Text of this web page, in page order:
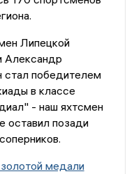
Липецкой
Александр
стал победителем
в классе
- наш яхтсмен
оставил позади
медали